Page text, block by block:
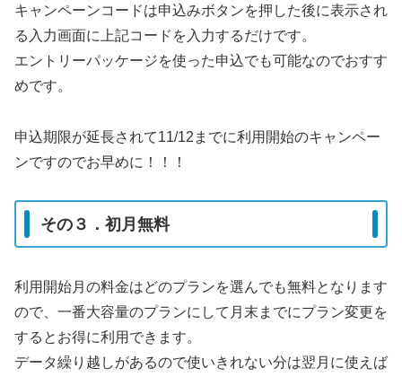
キャンペーンコードは申込みボタンを押した後に表示され
る入力画面に上記コードを入力するだけです。
エントリーパッケージを使った申込でも可能なのでおすす
めです。
申込期限が延長されて11/12までに利用開始のキャンペー
ンですのでお早めに！！！
その３．初月無料
利用開始月の料金はどのプランを選んでも無料となります
ので、一番大容量のプランにして月末までにプラン変更を
するとお得に利用できます。
データ繰り越しがあるので使いきれない分は翌月に使えば